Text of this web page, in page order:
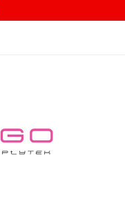
Nowości